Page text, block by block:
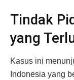
Tindak
yang
Kasus ini
Indonesia yang